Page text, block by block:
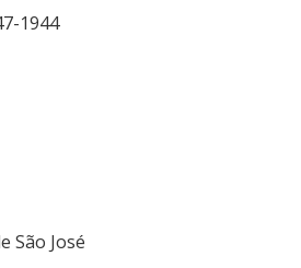
1944
São José